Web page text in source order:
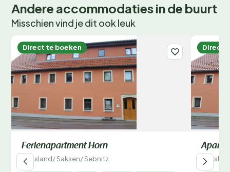
Andere accommodaties in de buurt
Misschien vind je dit ook leuk
Direct te boeken
Ferienapartment Horn
Duitsland/Saksen/Sebnitz
Direct